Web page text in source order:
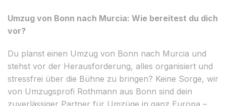
Umzug von Bonn nach Murcia: Wie bereitest du dich
vor?
Du planst einen Umzug von Bonn nach Murcia und
stehst vor der Herausforderung, alles organisiert und
stressfrei über die Bühne zu bringen? Keine Sorge, wir
von Umzugsprofi Rothmann aus Bonn sind dein
zuverlässiger Partner für Umzüge in ganz Europa –